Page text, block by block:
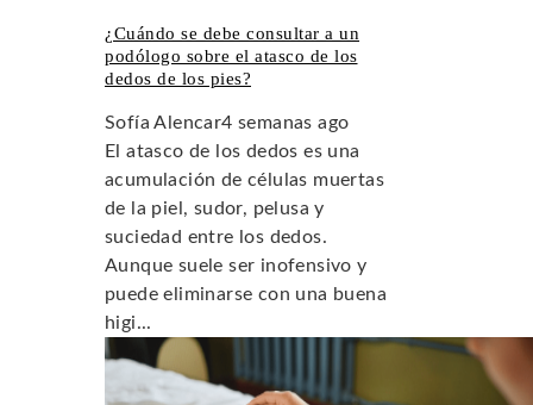
¿Cuándo se debe consultar a un
podólogo sobre el atasco de los
dedos de los pies?
Sofía Alencar4 semanas ago
El atasco de los dedos es una
acumulación de células muertas
de la piel, sudor, pelusa y
suciedad entre los dedos.
Aunque suele ser inofensivo y
puede eliminarse con una buena
higi...